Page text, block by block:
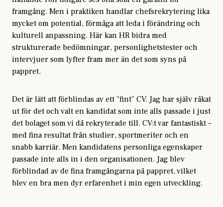
framgång. Men i praktiken handlar chefsrekrytering lika
mycket om potential, förmåga att leda i förändring och
kulturell anpassning. Här kan HR bidra med
strukturerade bedömningar, personlighetstester och
intervjuer som lyfter fram mer än det som syns på
pappret.
Det är lätt att förblindas av ett ”fint” CV. Jag har själv råkat
ut för det och valt en kandidat som inte alls passade i just
det bolaget som vi då rekryterade till. CV:t var fantastiskt –
med fina resultat från studier, sportmeriter och en
snabb karriär. Men kandidatens personliga egenskaper
passade inte alls in i den organisationen. Jag blev
förblindad av de fina framgångarna på pappret, vilket
blev en bra men dyr erfarenhet i min egen utveckling.